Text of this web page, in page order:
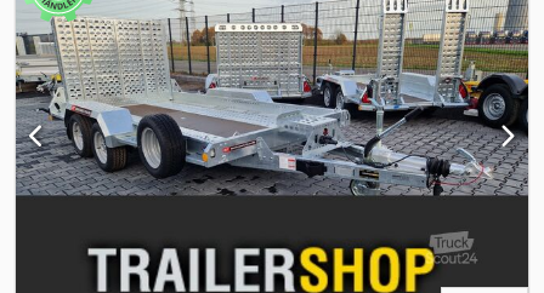
Fahrgestell - Auflaufgebremst - Bereifung 14" - Ladeflächenhöhe
38cm - Stahlmulde verzinkt mit Lochstahlboden, DIN Zurrbügel -
Schaufelablage montiert - Auffahrrampen Stahl klappbar
verschiebbar, Stützrad..... Jetzt Abholtermin vereinbaren unter
Telefon 02182 699 0 690 Montag bis Freitag Chjdpszm Rigsfx
Aptsa 07.26 \ 543-0110VERSION29002 \